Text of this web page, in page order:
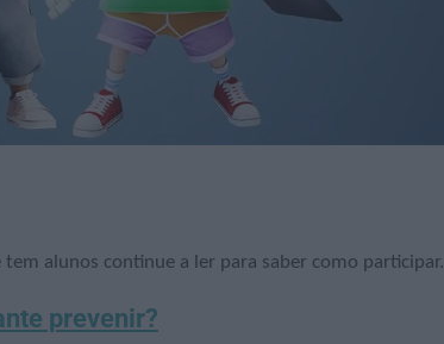
alunos continue a ler para saber como participar.
prevenir?